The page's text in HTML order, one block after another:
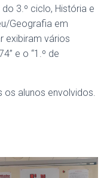
3.º ciclo, História e
Geografia em
exibiram vários
e o “1.º de
alunos envolvidos.